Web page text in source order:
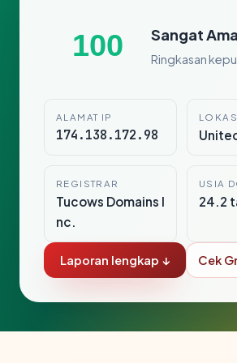
100 Sangat
Ringkasan
ALAMAT IP
174.138.172.98
REGISTRAR
Tucows Domains I
nc.
USIA
24.2
Laporan lengkap ↓ Cek